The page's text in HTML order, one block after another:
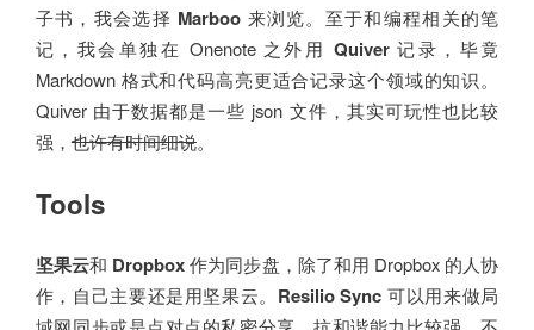
子书，我会选择 Marboo 来浏览。至于和编程相关的笔
记，我会单独在 Onenote 之外用 Quiver记录，毕竟
Markdown 格式和代码高亮更适合记录这个领域的知识。
Quiver 由于数据都是一些 json 文件，其实可玩性也比较
强，也许有时间细说。
Tools
坚果云和 Dropbox作为同步盘，除了和用 Dropbox 的人协
作，自己主要还是用坚果云。 Resilio Sync 可以用来做局